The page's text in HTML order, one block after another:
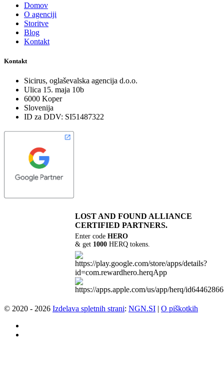
Domov
O agenciji
Storitve
Blog
Kontakt
Kontakt
Sicirus, oglaševalska agencija d.o.o.
Ulica 15. maja 10b
6000 Koper
Slovenija
ID za DDV: SI51487322
LOST AND FOUND ALLIANCE
CERTIFIED PARTNERS.
Enter codeHERO
& get 1000 HERQ tokens.
© 2020 - 2026 Izdelava spletnih strani: NGN.SI | O piškotkih